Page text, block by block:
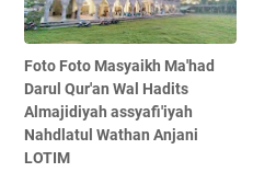
Foto Foto Masyaikh Ma'had
Darul Qur'an Wal Hadits
Almajidiyah assyafi'iyah
Nahdlatul Wathan Anjani
LOTIM